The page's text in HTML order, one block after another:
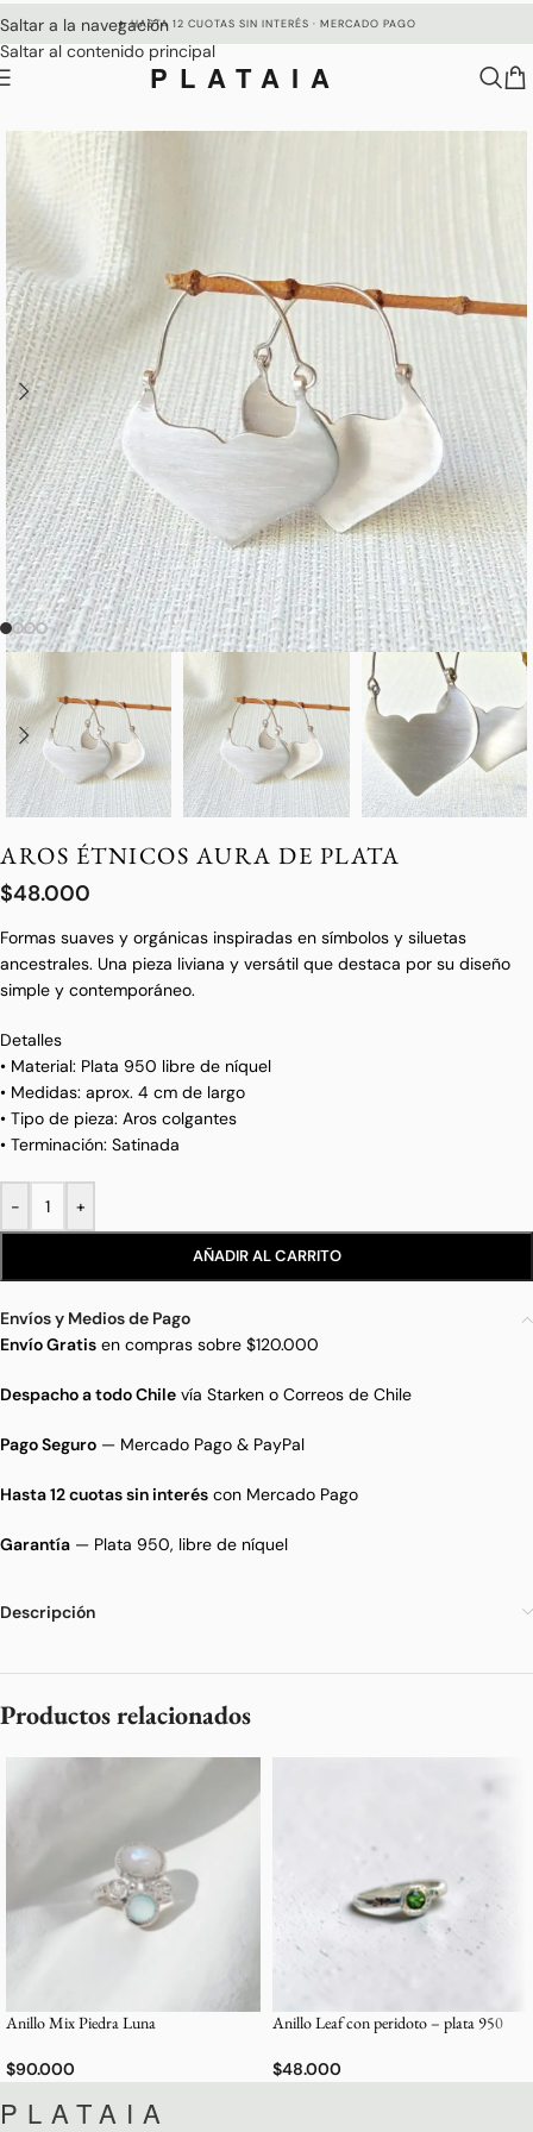
Saltar a la navegación
Saltar al contenido principal
✦ HASTA 12 CUOTAS SIN INTERÉS · MERCADO PAGO
PLATAIA
AROS ÉTNICOS AURA DE PLATA
$48.000
Formas suaves y orgánicas inspiradas en símbolos y siluetas
ancestrales. Una pieza liviana y versátil que destaca por su diseño
simple y contemporáneo.
Detalles
• Material: Plata 950 libre de níquel
• Medidas: aprox. 4 cm de largo
• Tipo de pieza: Aros colgantes
• Terminación: Satinada
- +
AÑADIR AL CARRITO
Envíos y Medios de Pago
Envío Gratis en compras sobre $120.000
Despacho a todo Chile vía Starken o Correos de Chile
Pago Seguro — Mercado Pago & PayPal
Hasta 12 cuotas sin interés con Mercado Pago
Garantía — Plata 950, libre de níquel
Descripción
Productos relacionados
Anillo Mix Piedra Luna
$90.000
Anillo Leaf con peridoto – plata 950
$48.000
PLATAIA